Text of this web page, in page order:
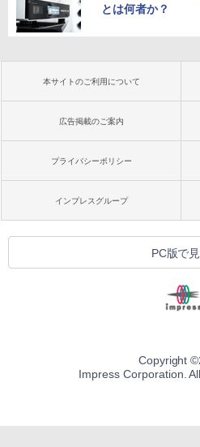
とは何者か？
本サイトのご利用について
広告掲載のご案内
プライバシーポリシー
インプレスグループ
PC版で
Copyright ©
Impress Corporation.